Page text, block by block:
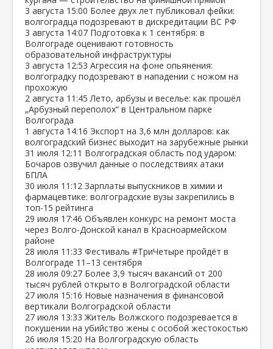
3 августа 15:00 Более двух лет публиковал фейки:
волгоградца подозревают в дискредитации ВС РФ
3 августа 14:07 Подготовка к 1 сентября: в
Волгограде оценивают готовность
образовательной инфраструктуры
3 августа 12:53 Агрессия на фоне опьянения:
волгоградку подозревают в нападении с ножом на
прохожую
2 августа 11:45 Лето, арбузы и веселье: как прошёл
„Арбузный переполох“ в Центральном парке
Волгограда
1 августа 14:16 Экспорт на 3,6 млн долларов: как
волгоградский бизнес выходит на зарубежные рынки
31 июля 12:11 Волгоградская область под ударом:
Бочаров озвучил данные о последствиях атаки
БПЛА
30 июля 11:12 Зарплаты выпускников в химии и
фармацевтике: волгоградские вузы закрепились в
топ‑15 рейтинга
29 июля 17:46 Объявлен конкурс на ремонт моста
через Волго‑Донской канал в Красноармейском
районе
28 июля 11:33 Фестиваль #ТриЧетыре пройдёт в
Волгограде 11–13 сентября
28 июля 09:27 Более 3,9 тысяч вакансий от 200
тысяч рублей открыто в Волгоградской области
27 июля 15:16 Новые назначения в финансовой
вертикали Волгоградской области
27 июля 13:33 Житель Волжского подозревается в
покушении на убийство жены с особой жестокостью
26 июля 15:20 На Волгоградскую область